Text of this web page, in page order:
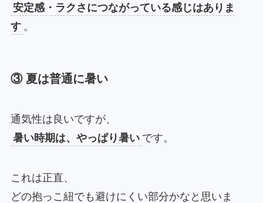
安定感・ラクさにつながっている感じはありま
す 。
③ 夏は普通に暑い
通気性は良いですが、
暑い時期は、やっぱり暑い です。
これは正直、
どの抱っこ紐でも避けにくい部分かなと思いま